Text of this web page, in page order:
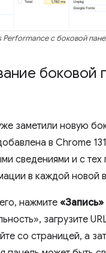
Performance с боковой
боковой
заметили новую
​​в Chrome
сведениями и с тех
в каждой новой
нажмите «Запись»
загрузите
со страницей, а